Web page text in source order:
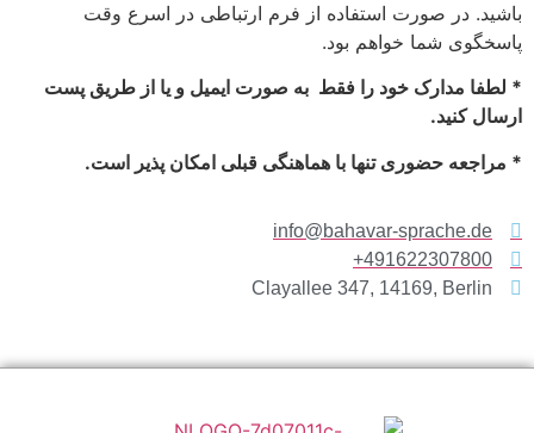
باشید. در صورت استفاده از فرم ارتباطی در اسرع وقت
پاسخگوی شما خواهم بود.
* لطفا مدارک خود را فقط به صورت ایمیل و یا از طریق پست
ارسال کنید.
* مراجعه حضوری تنها با هماهنگی قبلی امکان پذیر است.
info@bahavar-sprache.de
491622307800+
Clayallee 347, 14169, Berlin